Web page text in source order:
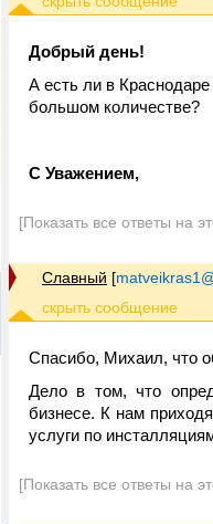
Добрый день!
А есть ли в
большом количестве?
С Уважением,
[Показать все ответы на
Славный [
Спасибо, Михаил, что
Дело в том, что
бизнесе. К нам
услуги по
[Показать все ответы на